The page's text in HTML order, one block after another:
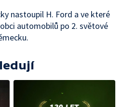
nastoupil H. Ford a ve které
automobilů po 2. světové